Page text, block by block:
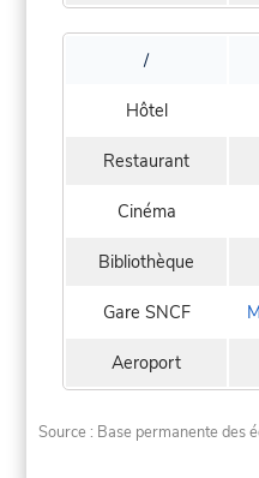
/
Hôtel
Restaurant
Cinéma
Bibliothèque
Gare SNCF
Aeroport
Source : Base permanente des